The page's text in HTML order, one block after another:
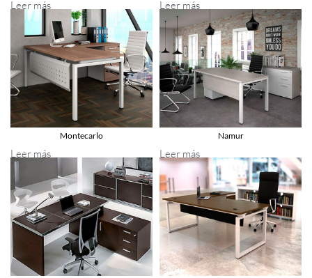
Leer más Leer más
Montecarlo
Leer más
Namur
Leer más